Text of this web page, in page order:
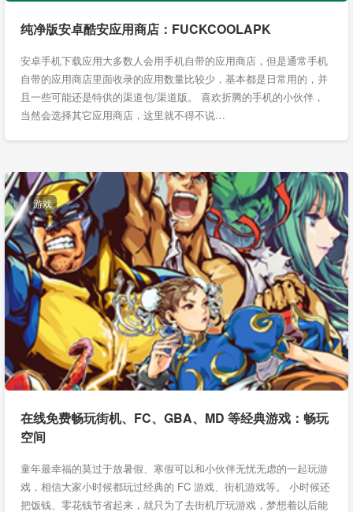
纯净版安卓酷安应用商店：FUCKCOOLAPK
安卓手机下载应用大多数人会用手机自带的应用商店，但是通常手机
自带的应用商店里面收录的应用数量比较少，基本都是日常用的，并
且一些可能还是特供的渠道包/渠道版。 喜欢折腾的手机的小伙伴，
当然会选择其它应用商店，这里就不得不说…
游戏
在线免费畅玩街机、FC、GBA、MD 等经典游戏：畅玩
空间
童年最幸福的莫过于放暑假、寒假可以和小伙伴无忧无虑的一起玩游
戏，相信大家小时候都玩过经典的 FC 游戏、街机游戏等。 小时候还
把饭钱、零花钱节省起来，就只为了去街机厅玩游戏，梦想着以后能